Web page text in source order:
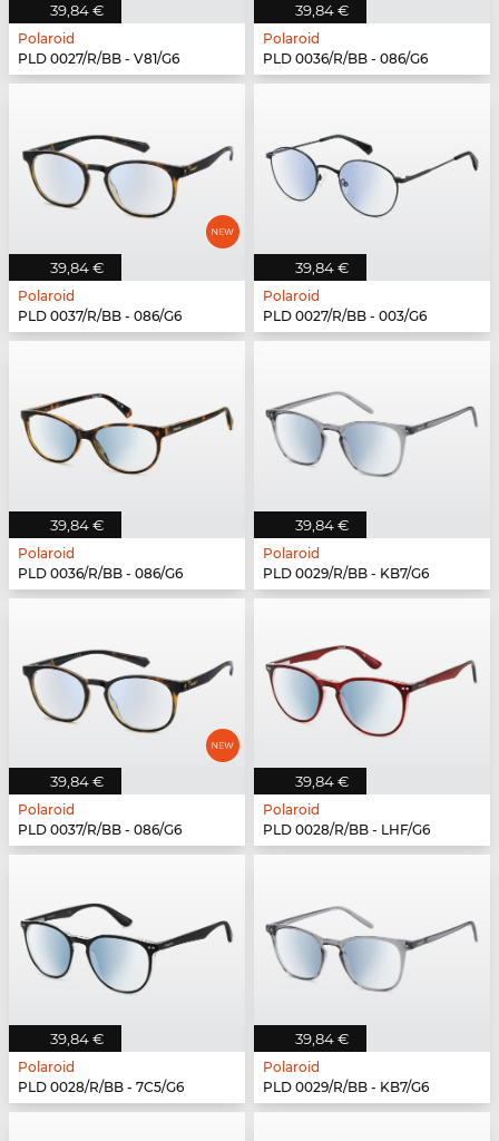
39,84 €
Polaroid
PLD 0027/R/BB - V81/G6
39,84 €
Polaroid
PLD 0036/R/BB - 086/G6
39,84 €
Polaroid
PLD 0037/R/BB - 086/G6
39,84 €
Polaroid
PLD 0027/R/BB - 003/G6
39,84 €
Polaroid
PLD 0036/R/BB - 086/G6
39,84 €
Polaroid
PLD 0029/R/BB - KB7/G6
39,84 €
Polaroid
PLD 0037/R/BB - 086/G6
39,84 €
Polaroid
PLD 0028/R/BB - LHF/G6
39,84 €
Polaroid
PLD 0028/R/BB - 7C5/G6
39,84 €
Polaroid
PLD 0029/R/BB - KB7/G6